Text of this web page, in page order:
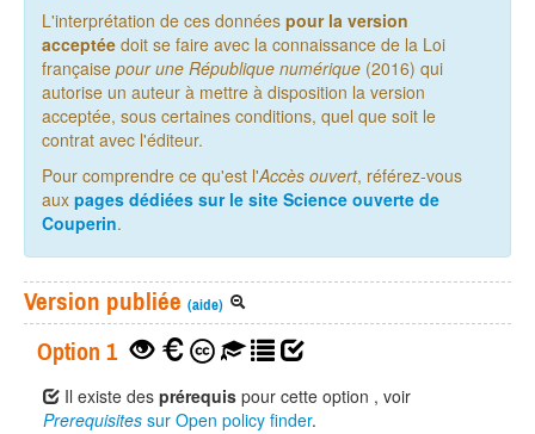
L'interprétation de ces données pour la version
acceptée doit se faire avec la connaissance de la Loi
française pour une République numérique (2016) qui
autorise un auteur à mettre à disposition la version
acceptée, sous certaines conditions, quel que soit le
contrat avec l'éditeur.
Pour comprendre ce qu'est l'Accès ouvert, référez-vous
aux pages dédiées sur le site Science ouverte de
Couperin.
Version publiée (aide)
Option 1
Il existe des prérequis pour cette option , voir
Prerequisites sur Open policy finder.